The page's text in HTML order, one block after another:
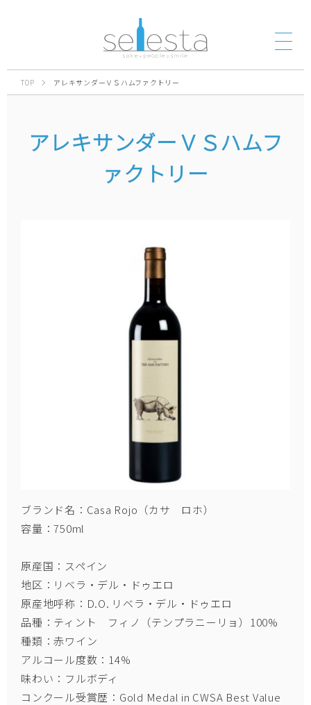
TOP アレキサンダーＶＳハムファクトリー
アレキサンダーＶＳハムフ
ァクトリー
ブランド名：Casa Rojo（カサ ロホ）
容量：750ml
原産国：スペイン
地区：リベラ・デル・ドゥエロ
原産地呼称：D.O. リベラ・デル・ドゥエロ
品種：ティント フィノ（テンプラニーリョ）100%
種類：赤ワイン
アルコール度数：14%
味わい：フルボディ
コンクール受賞歴：Gold Medal in CWSA Best Value